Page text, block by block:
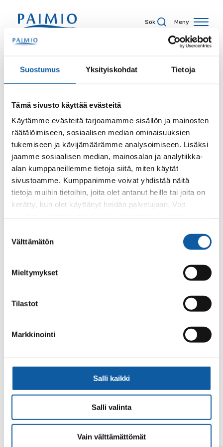
Suostumus Yksityiskohdat Tietoja
Tämä sivusto käyttää evästeitä
Käytämme evästeitä tarjoamamme sisällön ja mainosten
räätälöimiseen, sosiaalisen median ominaisuuksien
tukemiseen ja kävijämäärämme analysoimiseen. Lisäksi
jaamme sosiaalisen median, mainosalan ja analytiikka-
alan kumppaneillemme tietoja siitä, miten käytät
sivustoamme. Kumppanimme voivat yhdistää näitä
tietoja muihin tietoihin, joita olet antanut heille tai joita on
kerätty, kun olet käyttänyt heidän palvelujaan. Voit
valinta
Välttämätön
Mieltymykset
Tilastot
Markkinointi
Salli kaikki
Salli valinta
Vain välttämättömät
Sök Meny
Sökresultat
Sökord
Sida
Innehållstyp